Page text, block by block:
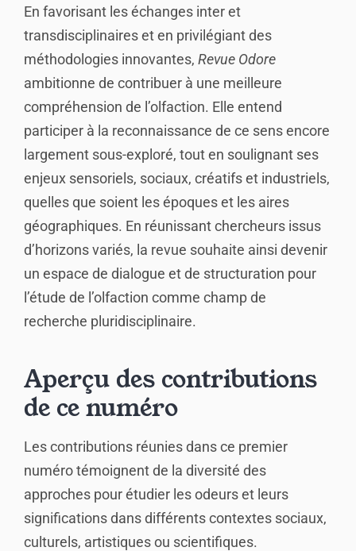
En favorisant les échanges inter et
transdisciplinaires et en privilégiant des
méthodologies innovantes, Revue Odore
ambitionne de contribuer à une meilleure
compréhension de l’olfaction. Elle entend
participer à la reconnaissance de ce sens encore
largement sous-exploré, tout en soulignant ses
enjeux sensoriels, sociaux, créatifs et industriels,
quelles que soient les époques et les aires
géographiques. En réunissant chercheurs issus
d’horizons variés, la revue souhaite ainsi devenir
un espace de dialogue et de structuration pour
l’étude de l’olfaction comme champ de
recherche pluridisciplinaire.
Aperçu des contributions
de ce numéro
Les contributions réunies dans ce premier
numéro témoignent de la diversité des
approches pour étudier les odeurs et leurs
significations dans différents contextes sociaux,
culturels, artistiques ou scientifiques.